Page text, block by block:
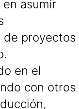
asumir
de proyectos
en el
con otros